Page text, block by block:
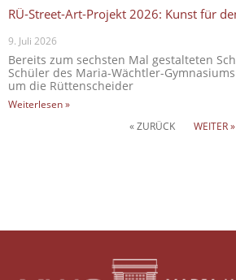
RÜ-Street-Art-Projekt 2026: Kunst für
9. Juli 2026
Bereits zum sechsten Mal gestalteten
Schüler des Maria-Wächtler-
um die Rüttenscheider
Weiterlesen »
« ZURÜCK
WEITER »